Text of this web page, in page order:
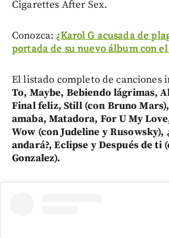
Cigarettes After Sex.
Conozca: ¿Karol G acusada de
portada de su nuevo álbum con
El listado completo de canciones
To, Maybe, Bebiendo lágrimas,
Final feliz, Still (con Bruno
amaba, Matadora, For U My
Wow (con Judeline y Rusowsky),
andará?, Eclipse y Después de ti
Gonzalez).